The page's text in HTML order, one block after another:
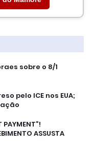
sobre o 8/1
pelo ICE nos EUA;
PAYMENT”!
ASSUSTA